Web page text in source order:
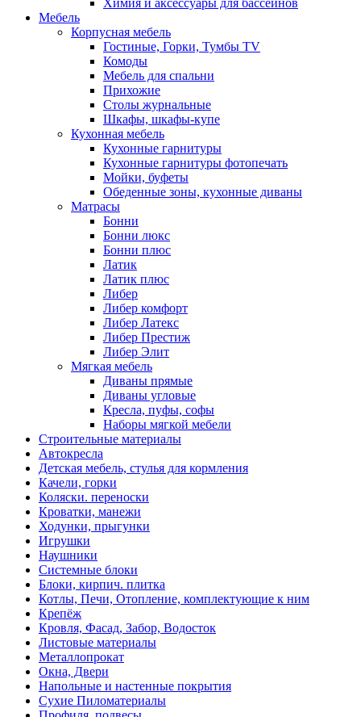
Химия и аксессуары для бассейнов
Мебель
Корпусная мебель
Гостиные, Горки, Тумбы TV
Комоды
Мебель для спальни
Прихожие
Столы журнальные
Шкафы, шкафы-купе
Кухонная мебель
Кухонные гарнитуры
Кухонные гарнитуры фотопечать
Мойки, буфеты
Обеденные зоны, кухонные диваны
Матрасы
Бонни
Бонни люкс
Бонни плюс
Латик
Латик плюс
Либер
Либер комфорт
Либер Латекс
Либер Престиж
Либер Элит
Мягкая мебель
Диваны прямые
Диваны угловые
Кресла, пуфы, софы
Наборы мягкой мебели
Строительные материалы
Автокресла
Детская мебель, стулья для кормления
Качели, горки
Коляски. переноски
Кроватки, манежи
Ходунки, прыгунки
Игрушки
Наушники
Системные блоки
Блоки, кирпич. плитка
Котлы, Печи, Отопление, комплектующие к ним
Крепёж
Кровля, Фасад, Забор, Водосток
Листовые материалы
Металлопрокат
Окна, Двери
Напольные и настенные покрытия
Сухие Пиломатериалы